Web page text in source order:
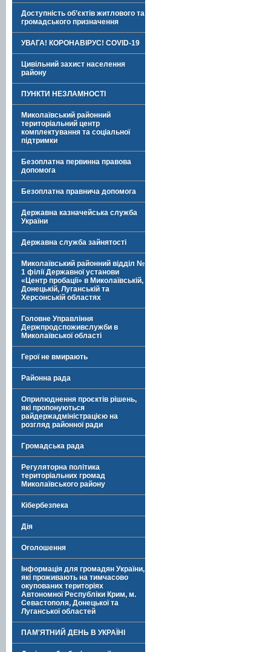
Доступність об’єктів житлового та
громадського призначення
УВАГА! КОРОНАВІРУС! COVID-19
Цивільний захист населення
району
ПУНКТИ НЕЗЛАМНОСТІ
Миколаївський районний
територіальний центр
комплектування та соціальної
підтримки
Безоплатна первинна правова
допомога
Безоплатна правнича допомога
Державна казначейська служба
України
Державна служба зайнятості
Миколаївський районний відділ №
1 філії Державної установи
«Центр пробації» в Миколаївській,
Донецькій, Луганській та
Херсонській областях
Головне Управління
Держпродспоживслужби в
Миколаївської області
Герої не вмирають
Районна рада
Оприлюднення проєктів рішень,
які пропонуються
райдержадміністрацією на
розгляд районної ради
Громадська рада
Регуляторна політика
територіальних громад
Миколаївського району
Кібербезпека
Дія
Оголошення
Інформація для громадян України,
які проживають на тимчасово
окупованих територіях
Автономної Республіки Крим, м.
Севастополя, Донецької та
Луганської областей
ПАМ'ЯТНИЙ ДЕНЬ В УКРАЇНІ